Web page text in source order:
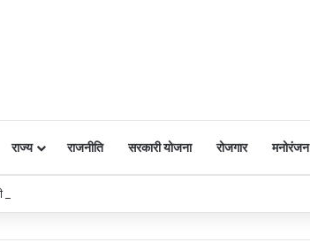
राज्य राजनीति सरकारी योजना रोजगार मनोरंजन
किया नमन